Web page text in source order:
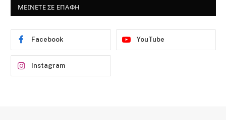
ΜΕΙΝΕΤΕ ΣΕ ΕΠΑΦΗ
Facebook YouTube
Instagram